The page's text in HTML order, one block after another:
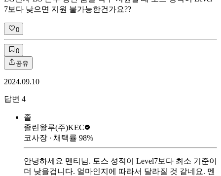
7보다 낮으면 지원 불가능한건가요??
0
0
공유
2024.09.10
답변 4
졸
졸린왈루(주)KEC
코사장 ∙ 채택률 98%
안녕하세요 멘티님. 토스 성적이 Level7보다 최소 기준이
더 낮을겁니다. 얼마인지에 따라서 달라질 것 같네요. 멘